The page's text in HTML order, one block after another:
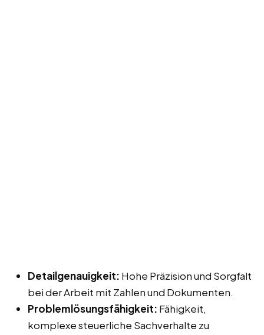
Detailgenauigkeit: Hohe Präzision und Sorgfalt
bei der Arbeit mit Zahlen und Dokumenten.
Problemlösungsfähigkeit: Fähigkeit,
komplexe steuerliche Sachverhalte zu